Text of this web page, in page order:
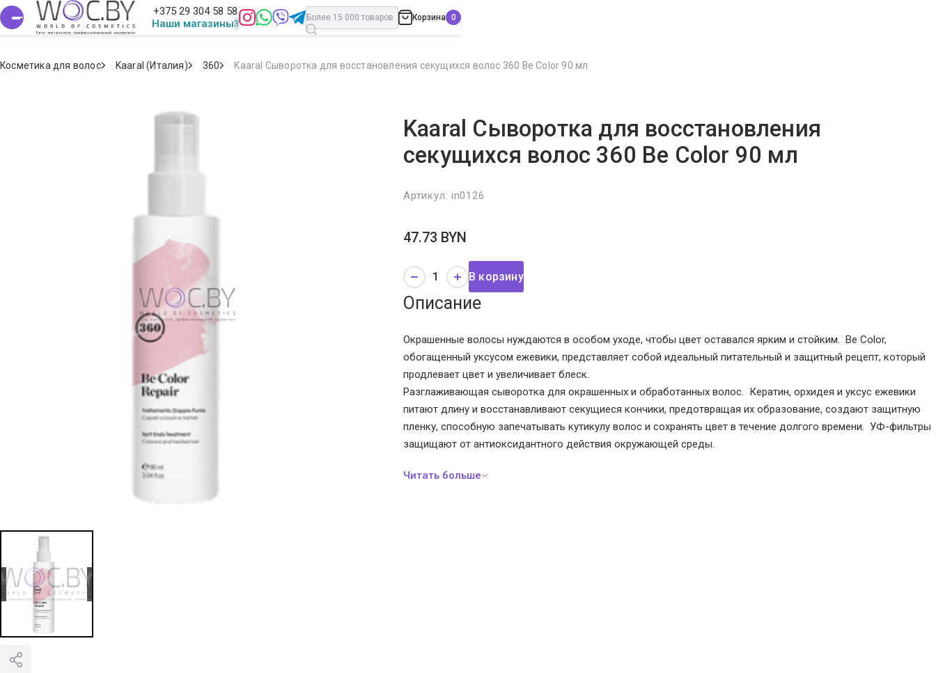
+375 29 304 58 58
Наши магазины
Корзина
Косметика для волос Kaaral (Италия) 360 Kaaral Сыворотка для восстановления секущихся волос 360 Be Color 90 мл
Kaaral Сыворотка для восстановления
секущихся волос 360 Be Color 90 мл
Артикул: in0126
47.73 BYN
В корзину
Описание
Окрашенные волосы нуждаются в особом уходе, чтобы цвет оставался ярким и стойким. Be Color,
обогащенный уксусом ежевики, представляет собой идеальный питательный и защитный рецепт, который
продлевает цвет и увеличивает блеск.
Разглаживающая сыворотка для окрашенных и обработанных волос. Кератин, орхидея и уксус ежевики
питают длину и восстанавливают секущиеся кончики, предотвращая их образование, создают защитную
пленку, способную запечатывать кутикулу волос и сохранять цвет в течение долгого времени. УФ-фильтры
защищают от антиоксидантного действия окружающей среды.